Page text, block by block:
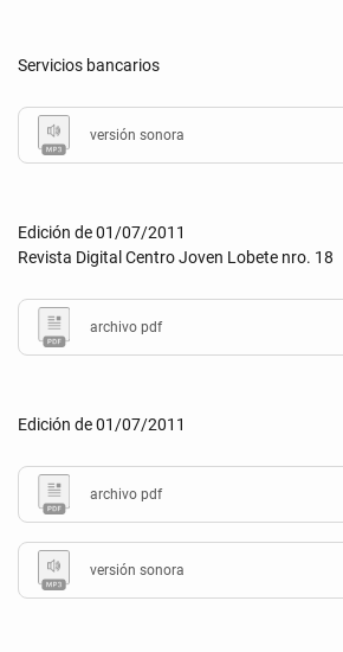
Servicios bancarios
versión sonora
Edición de 01/07/2011
Revista Digital Centro Joven Lobete nro. 18
archivo pdf
Edición de 01/07/2011
archivo pdf
versión sonora